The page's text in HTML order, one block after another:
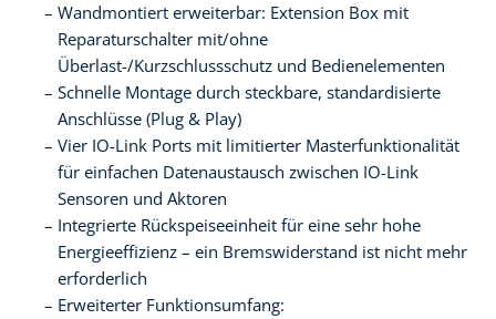
Wandmontiert erweiterbar: Extension Box mit
Reparaturschalter mit/ohne
Überlast-/Kurzschlussschutz und Bedienelementen
Schnelle Montage durch steckbare, standardisierte
Anschlüsse (Plug & Play)
Vier IO-Link Ports mit limitierter Masterfunktionalität
für einfachen Datenaustausch zwischen IO-Link
Sensoren und Aktoren
Integrierte Rückspeiseeinheit für eine sehr hohe
Energieeffizienz – ein Bremswiderstand ist nicht mehr
erforderlich
Erweiterter Funktionsumfang: